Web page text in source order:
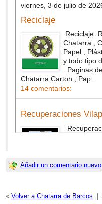
Añadir un comentario nuevo
« Volver a Chatarra de Barcos